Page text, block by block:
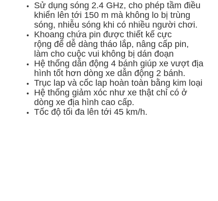
Sử dụng sóng 2.4 GHz, cho phép tầm điều
khiển lên tới 150 m mà không lo bị trùng
sóng, nhiễu sóng khi có nhiều người chơi.
Khoang chứa pin được thiết kế cực
rộng để dễ dàng tháo lắp, nâng cấp pin,
làm cho cuộc vui không bị dán đoạn
Hệ thống dẫn động 4 bánh giúp xe vượt địa
hình tốt hơn dòng xe dẫn động 2 bánh.
Trục lap và cốc lap hoàn toàn bằng kim loại
Hệ thống giảm xóc như xe thật chỉ có ở
dòng xe địa hình cao cấp.
Tốc độ tối đa lên tới 45 km/h.